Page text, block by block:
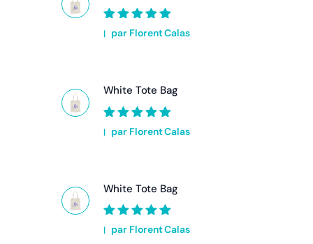
Note 5sur 5
par Florent Calas
White Tote Bag
Note 5sur 5
par Florent Calas
White Tote Bag
Note 5sur 5
par Florent Calas